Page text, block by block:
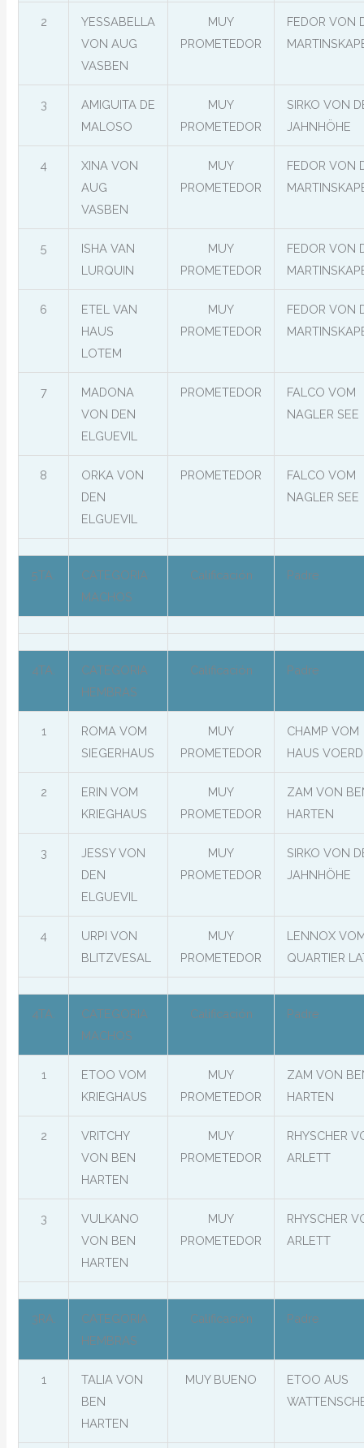
2
YESSABELLA
VON AUG
VASBEN
MUY
PROMETEDOR
FEDOR VON
3
AMIGUITA DE
MALOSO
MUY
PROMETEDOR
SIRKO VON
JAHNHÖHE
4
XINA VON
AUG
VASBEN
MUY
PROMETEDOR
FEDOR VON
5
ISHA VAN
LURQUIN
MUY
PROMETEDOR
FEDOR VON
6
ETEL VAN
HAUS
LOTEM
MUY
PROMETEDOR
FEDOR VON
7
MADONA
VON DEN
ELGUEVIL
PROMETEDOR
FALCO VOM
NAGLER SEE
8
ORKA VON
DEN
ELGUEVIL
PROMETEDOR
FALCO VOM
NAGLER SEE
5TA.
CATEGORIA
MACHOS
Calificación Padre
4TA.
CATEGORIA
HEMBRAS
Calificación Padre
1
ROMA VOM
SIEGERHAUS
MUY
PROMETEDOR
CHAMP VOM
HAUS
2
ERIN VOM
KRIEGHAUS
MUY
PROMETEDOR
ZAM VON
HARTEN
3
JESSY VON
DEN
ELGUEVIL
MUY
PROMETEDOR
SIRKO VON
JAHNHÖHE
4
URPI VON
BLITZVESAL
MUY
PROMETEDOR
LENNOX
QUARTIER
4TA.
CATEGORIA
MACHOS
Calificación Padre
1
ETOO VOM
KRIEGHAUS
MUY
PROMETEDOR
ZAM VON
HARTEN
2
VRITCHY
VON BEN
HARTEN
MUY
PROMETEDOR
RHYSCHER
ARLETT
3
VULKANO
VON BEN
HARTEN
MUY
PROMETEDOR
RHYSCHER
ARLETT
3RA.
CATEGORIA
HEMBRAS
Calificación Padre
1
TALIA VON
BEN
HARTEN
MUY BUENO
ETOO AUS